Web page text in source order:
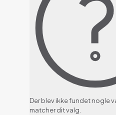
Der blev ikke fundet nogle
matcher dit valg.